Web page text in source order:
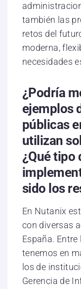
también las
retos del
moderna,
necesidades
¿Podría
ejemplos
públicas
utilizan
¿Qué tipo
sido los
En Nutanix
con diversas
España.
tenemos en
los de
Gerencia de